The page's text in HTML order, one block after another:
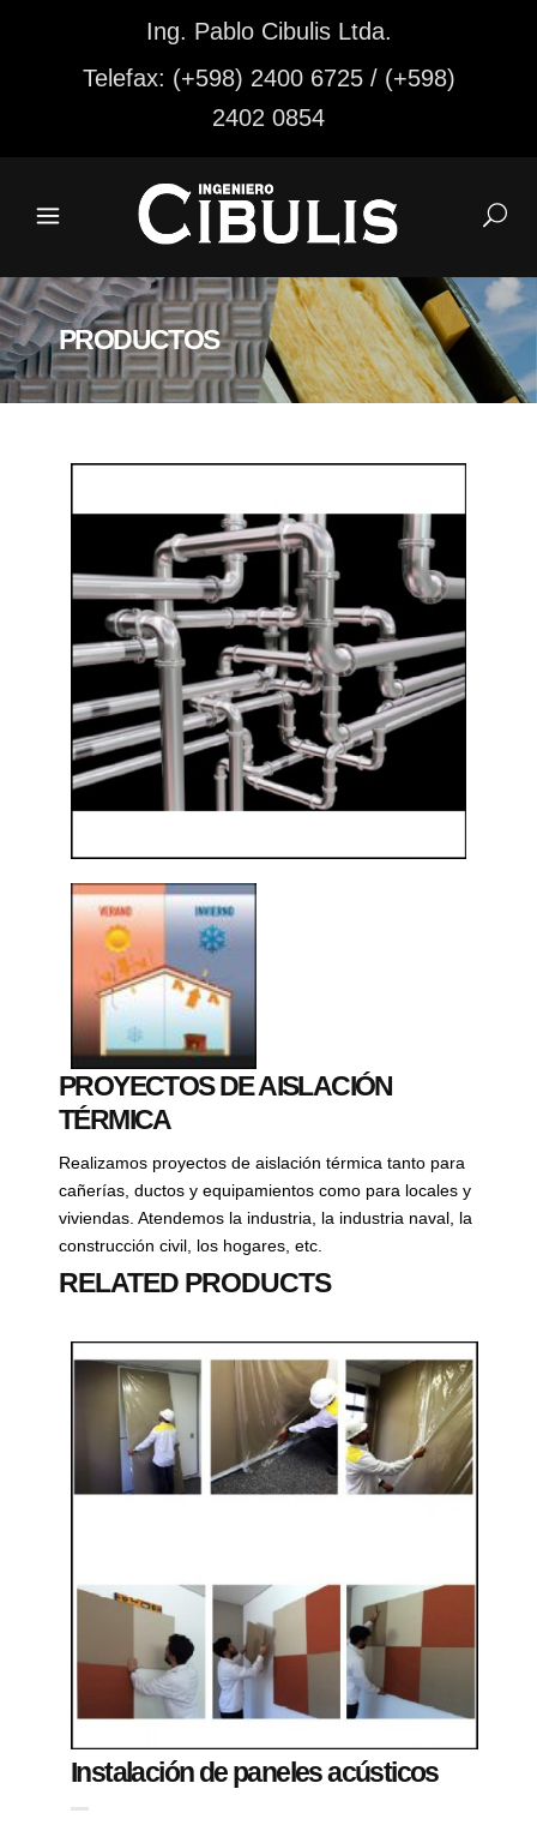
Ing. Pablo Cibulis Ltda.
Telefax: (+598) 2400 6725 / (+598)
2402 0854
PRODUCTOS
PROYECTOS DE AISLACIÓN
TÉRMICA
Realizamos proyectos de aislación térmica tanto para
cañerías, ductos y equipamientos como para locales y
viviendas. Atendemos la industria, la industria naval, la
construcción civil, los hogares, etc.
RELATED PRODUCTS
Instalación de paneles acústicos